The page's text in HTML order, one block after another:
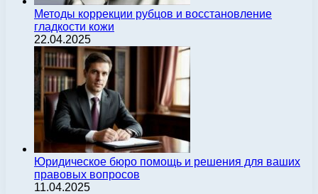
Методы коррекции рубцов и восстановление
гладкости кожи
22.04.2025
Юридическое бюро помощь и решения для ваших
правовых вопросов
11.04.2025